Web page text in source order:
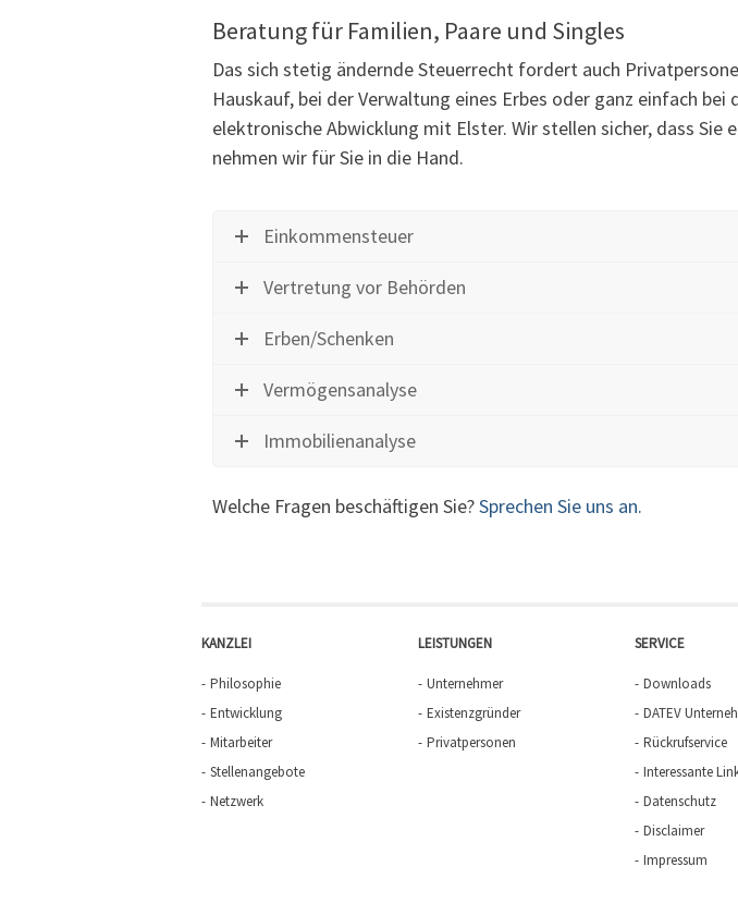
Beratung für Familien, Paare und Singles
Das sich stetig ändernde Steuerrecht fordert auch
Hauskauf, bei der Verwaltung eines Erbes oder ganz einfach
elektronische Abwicklung mit Elster. Wir stellen sicher, dass
nehmen wir für Sie in die Hand.
Einkommensteuer
Vertretung vor Behörden
Erben/Schenken
Vermögensanalyse
Immobilienanalyse
Welche Fragen beschäftigen Sie?Sprechen Sie uns an.
KANZLEI
Philosophie
Entwicklung
Mitarbeiter
Stellenangebote
Netzwerk
LEISTUNGEN
Unternehmer
Existenzgründer
Privatpersonen
SERVICE
Downloads
DATEV
Rückrufservice
Interessante
Datenschutz
Disclaimer
Impressum